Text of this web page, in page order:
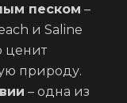
песком –
и Saline
ценит
природу.
– одна из